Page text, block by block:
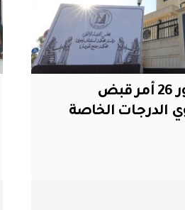
النزاهة تعلن صدور 26 أمر قبض
الدرجات الخاصة